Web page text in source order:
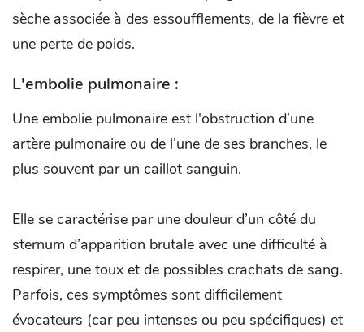
sèche associée à des essoufflements, de la fièvre et
une perte de poids.
L'embolie pulmonaire :
Une embolie pulmonaire est l'obstruction d’une
artère pulmonaire ou de l’une de ses branches, le
plus souvent par un caillot sanguin.
Elle se caractérise par une douleur d’un côté du
sternum d’apparition brutale avec une difficulté à
respirer, une toux et de possibles crachats de sang.
Parfois, ces symptômes sont difficilement
évocateurs (car peu intenses ou peu spécifiques) et